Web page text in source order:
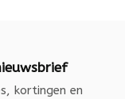
kortingen en